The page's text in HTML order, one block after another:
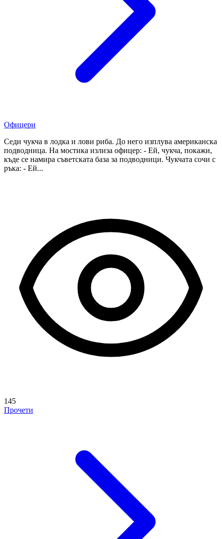
Офицери
Седи чукча в лодка и лови риба. До него изплува американска
подводница. На мостика излиза офицер: - Ей, чукча, покажи,
къде се намира съветската база за подводници. Чукчата сочи с
ръка: - Ей...
145
Прочети